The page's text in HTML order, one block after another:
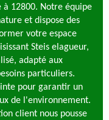
12800. Notre équipe
et dispose des
votre espace
Steis elagueur,
adapté aux
particuliers.
pour garantir un
de l'environnement.
client nous pousse